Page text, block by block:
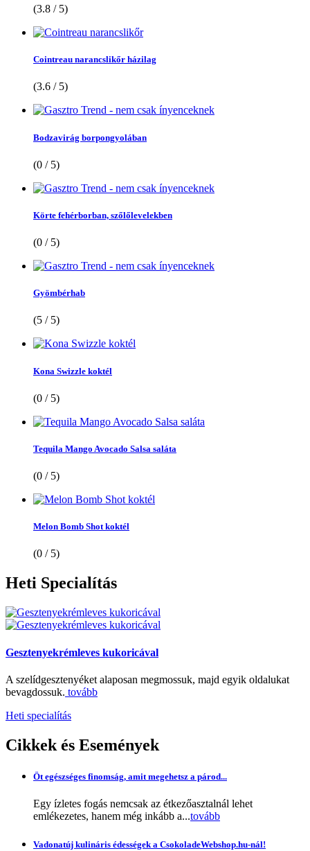
(3.8 / 5)
Cointreau narancslikőr házilag
(3.6 / 5)
Bodzavirág borpongyolában
(0 / 5)
Körte fehérborban, szőlőlevelekben
(0 / 5)
Gyömbérhab
(5 / 5)
Kona Swizzle koktél
(0 / 5)
Tequila Mango Avocado Salsa saláta
(0 / 5)
Melon Bomb Shot koktél
(0 / 5)
Heti Specialítás
Gesztenyekrémleves kukoricával
A szelídgesztenyéket alaposan megmossuk, majd egyik oldalukat
bevagdossuk. tovább
Heti specialítás
Cikkek és Események
Öt egészséges finomság, amit megehetsz a párod...
Egy ízletes fogás nemcsak az étkezőasztalnál lehet
emlékezetes, hanem még inkább a...tovább
Vadonatúj kulináris édességek a CsokoladeWebshop.hu-nál!